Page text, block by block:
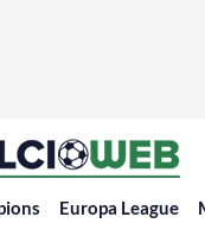
Europa League